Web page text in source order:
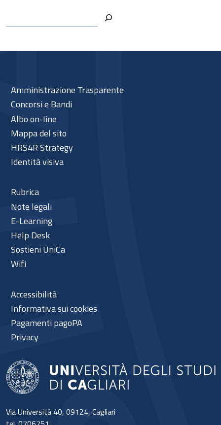
Via Università 40, 09124, Cagliari
Amministrazione Trasparente
Concorsi e Bandi
Albo on-line
Mappa del sito
HRS4R Strategy
Identità visiva
Rubrica
Note legali
E-Learning
Help Desk
Sostieni UniCa
Wifi
Accessibilità
Informativa sui cookies
Pagamenti pagoPA
Privacy